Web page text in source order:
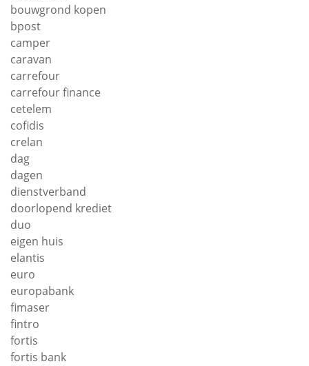
bouwgrond kopen
bpost
camper
caravan
carrefour
carrefour finance
cetelem
cofidis
crelan
dag
dagen
dienstverband
doorlopend krediet
duo
eigen huis
elantis
euro
europabank
fimaser
fintro
fortis
fortis bank